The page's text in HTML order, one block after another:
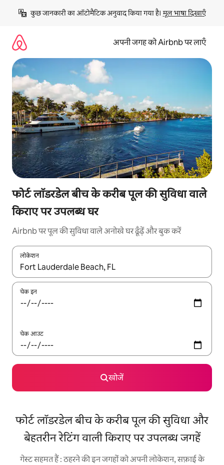
छोड़कर
कॉन्टेंट
कुछ जानकारी का ऑटोमैटिक अनुवाद किया गया है। मूल भाषा दिखाएँ
अपनी जगह को Airbnb पर लाएँ
फोर्ट लॉडरडेल बीच के करीब पूल की सुविधा वाले
किराए पर उपलब्ध घर
Airbnb पर पूल की सुविधा वाले अनोखे घर ढूँढ़ें और बुक करें
लोकेशन
नतीजों के उपलब्ध होने पर, अप और डाउन 'ऐरो की' का इस्तेमाल करके नेविगेट
चेक इन
चेक आउट
खोजें
फोर्ट लॉडरडेल बीच के करीब पूल की सुविधा और
बेहतरीन रेटिंग वाली किराए पर उपलब्ध जगहें
गेस्ट सहमत हैं : ठहरने की इन जगहों को अपनी लोकेशन, सफ़ाई के